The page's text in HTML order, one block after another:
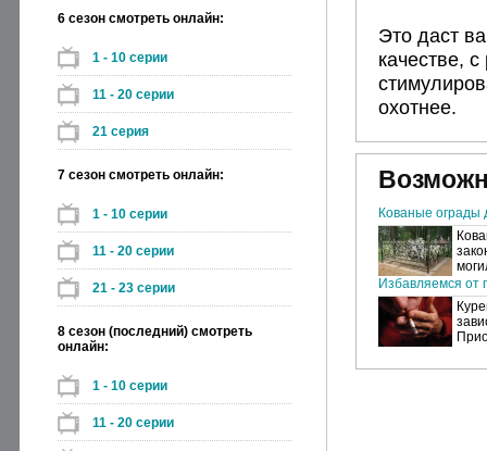
6 сезон смотреть онлайн:
1 - 10 серии
11 - 20 серии
21 серия
7 сезон смотреть онлайн:
1 - 10 серии
11 - 20 серии
21 - 23 серии
8 сезон (последний) смотреть
онлайн:
1 - 10 серии
11 - 20 серии
Это даст
качестве,
охотнее.
Кованые ограды
Избавляемся от